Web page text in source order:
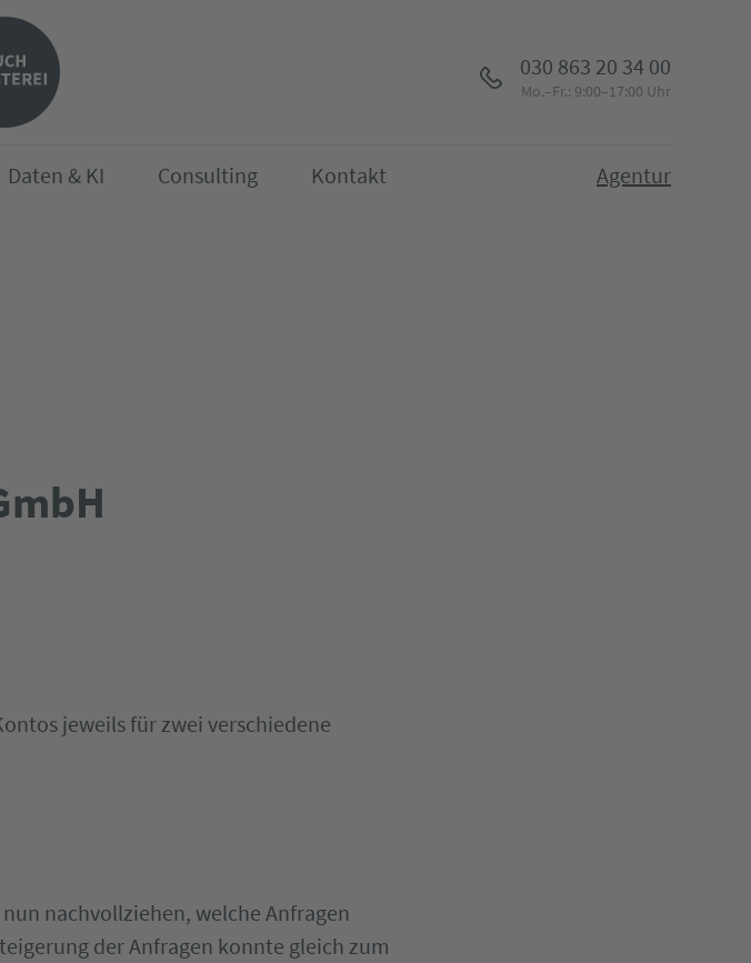
030 863 20 34 00
Mo.–Fr.: 9:00–17:00 Uhr
Daten & KI Consulting Kontakt Agentur
jeweils für zwei verschiedene
nachvollziehen, welche Anfragen
der Anfragen konnte gleich zum